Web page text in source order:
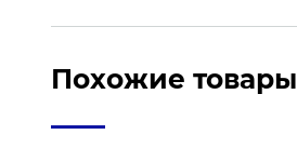
Похожие товары